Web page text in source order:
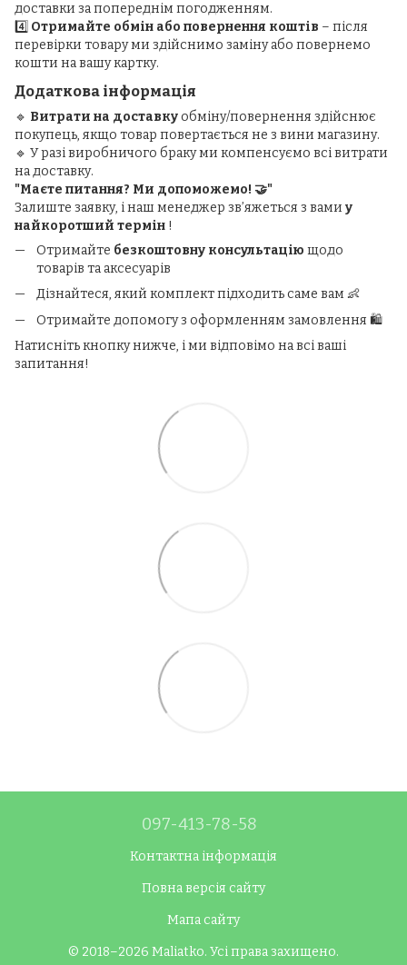
доставки за попереднім погодженням.
4️⃣ Отримайте обмін або повернення коштів – після
перевірки товару ми здійснимо заміну або повернемо
кошти на вашу картку.
Додаткова інформація
🔹 Витрати на доставкуобміну/повернення здійснює
покупець, якщо товар повертається не з вини магазину.
🔹 У разі виробничого браку ми компенсуємо всі витрати
на доставку.
"Маєте питання? Ми допоможемо! 🤝"
Залиште заявку, і наш менеджер зв’яжеться з вами у
найкоротший термін !
Отримайте безкоштовну консультацію щодо
товарів та аксесуарів
Дізнайтеся, який комплект підходить саме вам 👶
Отримайте допомогу з оформленням замовлення 🛍️
Натисніть кнопку нижче, і ми відповімо на всі ваші
запитання!
097-413-78-58
Контактна інформація
Повна версія сайту
Мапа сайту
© 2018–2026 Maliatko. Усі права захищено.